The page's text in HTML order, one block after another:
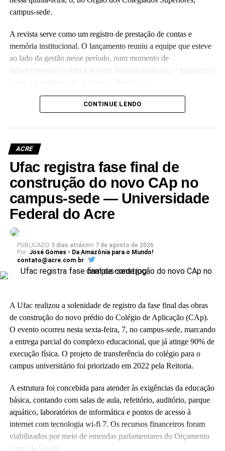
campus-sede.
A revista serve como um registro de prestação de contas e
memória institucional. O lançamento reuniu a equipe que esteve
ao lado da gestão nesse período, num momento de
agradecimento e celebração pelo trabalho realizado. “Agradeço o
(Camila Barbosa, estagiária Ascom/Ufac)
Leia Mais: UFAC
CONTINUE LENDO
ACRE
Ufac registra fase final de
construção do novo CAp no
campus-sede — Universidade
Federal do Acre
PUBLICADO 3 dias atrásem 7 de agosto de 2026
Por: José Gomes - Da Amazônia para o Mundo!
contato@acre.com.br
A Ufac realizou a solenidade de registro da fase final das obras
de construção do novo prédio do Colégio de Aplicação (CAp).
O evento ocorreu nesta sexta-feira, 7, no campus-sede, marcando
a entrega parcial do complexo educacional, que já atinge 90% de
execução física. O projeto de transferência do colégio para o
campus universitário foi priorizado em 2022 pela Reitoria.
A estrutura foi concebida para atender às exigências da educação
básica, contando com salas de aula, refeitório, auditório, parque
aquático, laboratórios de informática e pontos de acesso à
internet com tecnologia wi-fi 7. Os recursos financeiros foram
viabilizados por meio de emendas parlamentares do Orçamento
Geral da União.